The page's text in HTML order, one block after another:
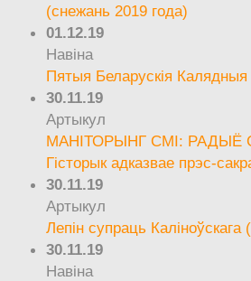
(снежань 2019 года)
01.12.19
Навіна
Пятыя Беларускія
30.11.19
Артыкул
МАНІТОРЫНГ СМІ: РАДЫЁ
Гісторык адказвае прэс-
30.11.19
Артыкул
Лепін супраць
30.11.19
Навіна